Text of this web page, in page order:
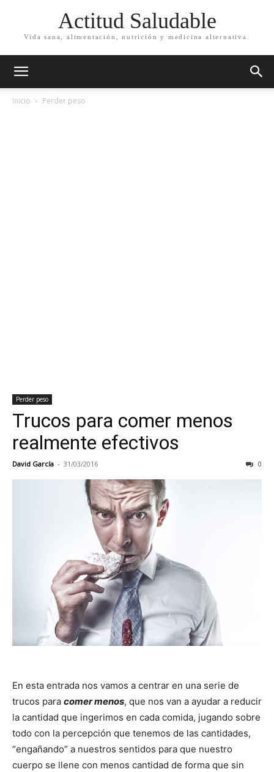
Actitud Saludable
Vida sana, alimentación, nutrición y medicina alternativa.
Inicio Perder peso
Perder peso
Trucos para comer menos
realmente efectivos
David García - 31/03/2016 0
En esta entrada nos vamos a centrar en una serie de
trucos para comer menos, que nos van a ayudar a reducir
la cantidad que ingerimos en cada comida, jugando sobre
todo con la percepción que tenemos de las cantidades,
“engañando” a nuestros sentidos para que nuestro
cuerpo se llene con menos cantidad de forma que sin